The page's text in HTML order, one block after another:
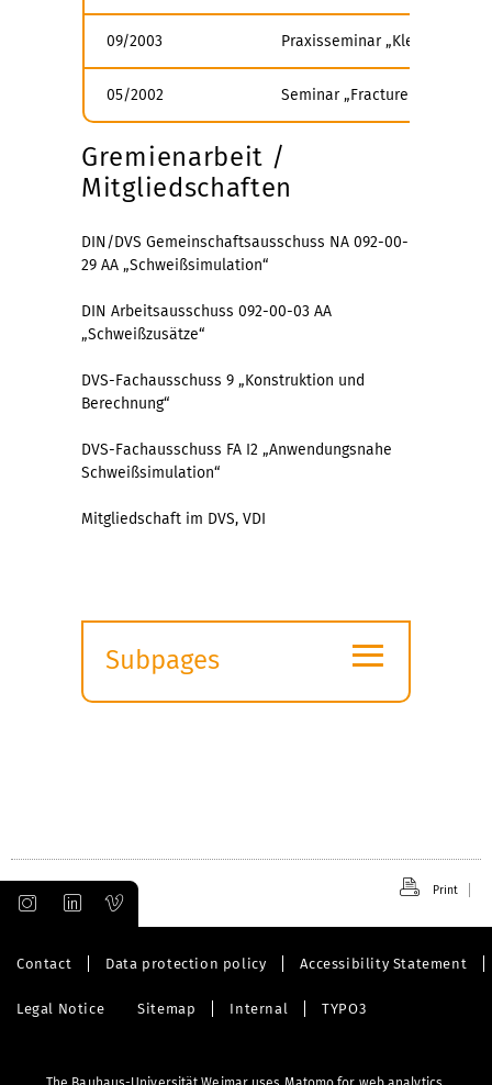
09/2003 Praxisseminar „Kleben &
05/2002 Seminar „Fracture
Gremienarbeit /
Mitgliedschaften
DIN/DVS Gemeinschaftsausschuss NA 092-00-
29 AA „Schweißsimulation“
DIN Arbeitsausschuss 092-00-03 AA
„Schweißzusätze“
DVS-Fachausschuss 9 „Konstruktion und
Berechnung“
DVS-Fachausschuss FA I2 „Anwendungsnahe
Schweißsimulation“
Mitgliedschaft im DVS, VDI
Subpages
≡
Print
Contact Data protection policy Accessibility Statement
Legal Notice Sitemap Internal TYPO3